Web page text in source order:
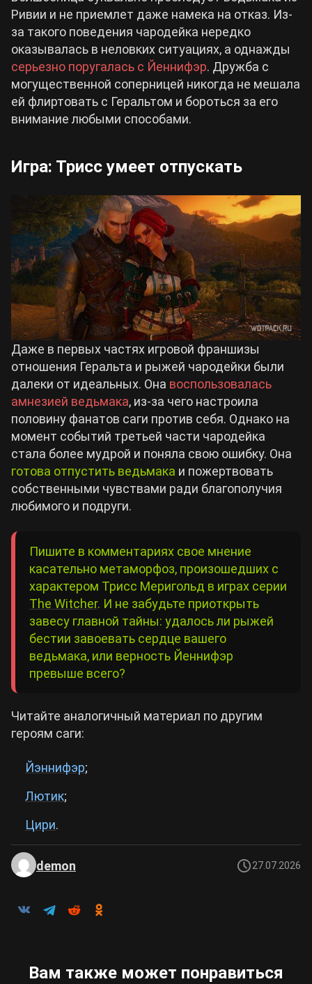
Ривии и не приемлет даже намека на отказ. Из-
за такого поведения чародейка нередко
оказывалась в неловких ситуациях, а однажды
серьезно поругалась с Йеннифэр. Дружба с
могущественной соперницей никогда не мешала
ей флиртовать с Геральтом и бороться за его
внимание любыми способами.
Игра: Трисс умеет отпускать
Даже в первых частях игровой франшизы
отношения Геральта и рыжей чародейки были
далеки от идеальных. Она воспользовалась
амнезией ведьмака, из-за чего настроила
половину фанатов саги против себя. Однако на
момент событий третьей части чародейка
стала более мудрой и поняла свою ошибку. Она
готова отпустить ведьмака и пожертвовать
собственными чувствами ради благополучия
любимого и подруги.
Пишите в комментариях свое мнение
касательно метаморфоз, произошедших с
характером Трисс Меригольд в играх серии
The Witcher. И не забудьте приоткрыть
завесу главной тайны: удалось ли рыжей
бестии завоевать сердце вашего
ведьмака, или верность Йеннифэр
превыше всего?
Читайте аналогичный материал по другим
героям саги:
Йэннифэр;
Лютик;
Цири.
demon 27.07.2026
Вам также может понравиться